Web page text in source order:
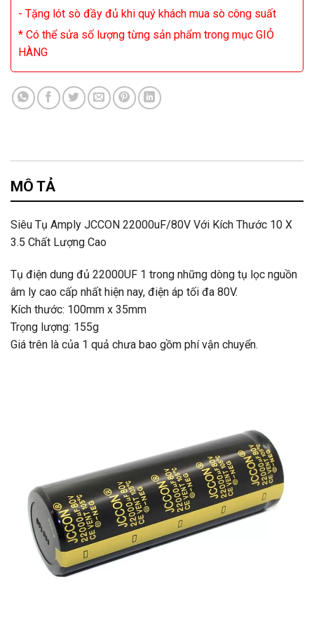
- Tặng lót sò đầy đủ khi quý khách mua sò công suất
* Có thể sửa số lượng từng sản phẩm trong mục GIỎ
HÀNG
MÔ TẢ
Siêu Tụ Amply JCCON 22000uF/80V Với Kích Thước 10 X
3.5 Chất Lượng Cao
Tụ điện dung đủ 22000UF 1 trong những dòng tụ lọc nguồn
âm ly cao cấp nhất hiện nay, điện áp tối đa 80V.
Kích thước: 100mm x 35mm
Trọng lượng: 155g
Giá trên là của 1 quả chưa bao gồm phí vận chuyển.